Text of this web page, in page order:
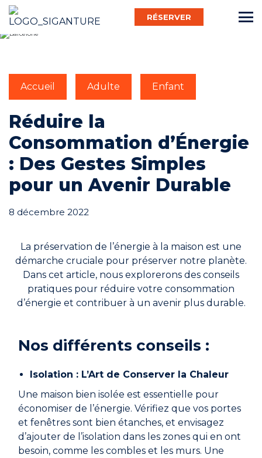
RÉSERVER
Français
Bébé Nageur
Enfant
Activ’
Engagements
Mon compte
Accueil Adulte Enfant
Réduire la
Consommation d’Énergie
: Des Gestes Simples
pour un Avenir Durable
8 décembre 2022
La préservation de l’énergie à la maison est une
démarche cruciale pour préserver notre planète.
Dans cet article, nous explorerons des conseils
pratiques pour réduire votre consommation
d’énergie et contribuer à un avenir plus durable.
Nos différents conseils :
Isolation : L’Art de Conserver la Chaleur
Une maison bien isolée est essentielle pour
économiser de l’énergie. Vérifiez que vos portes
et fenêtres sont bien étanches, et envisagez
d’ajouter de l’isolation dans les zones qui en ont
besoin, comme les combles et les murs. Une